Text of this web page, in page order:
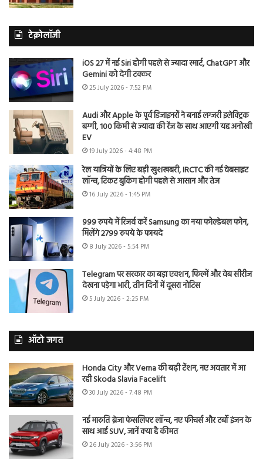
टेक्नोलॉजी
iOS 27 में नई Siri होगी पहले से ज्यादा स्मार्ट, ChatGPT और
Gemini को देगी टक्कर
25 July 2026 - 7:52 PM
Audi और Apple के पूर्व डिजाइनरों ने बनाई लग्जरी इलेक्ट्रिक
बग्गी, 100 किमी से ज्यादा की रेंज के साथ आएगी यह अनोखी
EV
19 July 2026 - 4:48 PM
रेल यात्रियों के लिए बड़ी खुशखबरी, IRCTC की नई वेबसाइट
लॉन्च, टिकट बुकिंग होगी पहले से आसान और तेज
16 July 2026 - 1:45 PM
999 रुपये में रिजर्व करें Samsung का नया फोल्डेबल फोन,
मिलेंगे 2799 रुपये के फायदे
8 July 2026 - 5:54 PM
Telegram पर सरकार का बड़ा एक्शन, फिल्में और वेब सीरीज
देखना पड़ेगा भारी, तीन दिनों में दूसरा नोटिस
5 July 2026 - 2:25 PM
ऑटो जगत
Honda City और Verna की बढ़ी टेंशन, नए अवतार में आ
रही Skoda Slavia Facelift
30 July 2026 - 7:48 PM
नई मारुति ब्रेजा फेसलिफ्ट लॉन्च, नए फीचर्स और टर्बो इंजन के
साथ आई SUV, जानें क्या है कीमत
26 July 2026 - 3:56 PM